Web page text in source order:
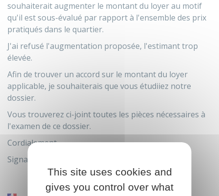
souhaiterait augmenter le montant du loyer au motif
qu'il est sous-évalué par rapport à l'ensemble des prix
pratiqués dans le quartier.
J'ai refusé l'augmentation proposée, l'estimant trop
élevée.
Afin de trouver un accord sur le montant du loyer
applicable, je souhaiterais que vous étudiiez notre
dossier.
Vous trouverez ci-joint toutes les pièces nécessaires à
l'examen de ce dossier.
Cordialement,
Signature
This site uses cookies and
gives you control over what